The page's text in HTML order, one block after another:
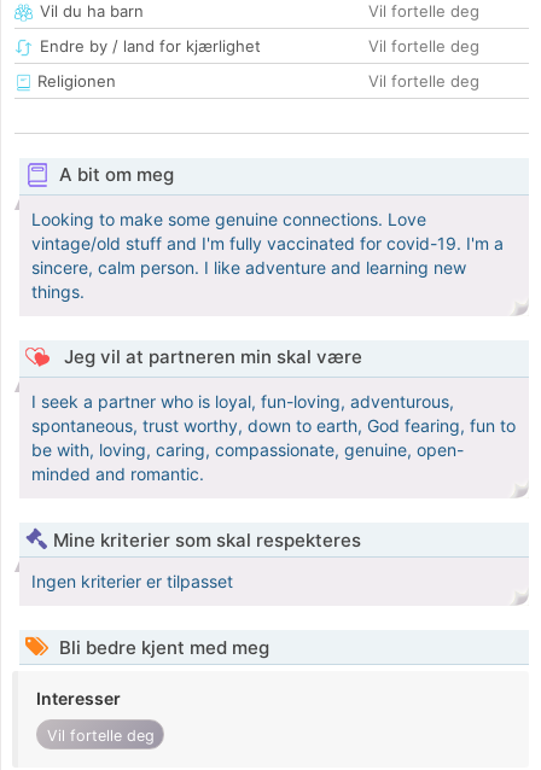
Vil du ha barn
Vil fortelle deg
Endre by / land for kjærlighet
Vil fortelle deg
Religionen
Vil fortelle deg
A bit om meg
Looking to make some genuine connections. Love
vintage/old stuff and I'm fully vaccinated for covid-19. I'm a
sincere, calm person. I like adventure and learning new
things.
Jeg vil at partneren min skal være
I seek a partner who is loyal, fun-loving, adventurous,
spontaneous, trust worthy, down to earth, God fearing, fun to
be with, loving, caring, compassionate, genuine, open-
minded and romantic.
Mine kriterier som skal respekteres
Ingen kriterier er tilpasset
Bli bedre kjent med meg
Interesser
Vil fortelle deg